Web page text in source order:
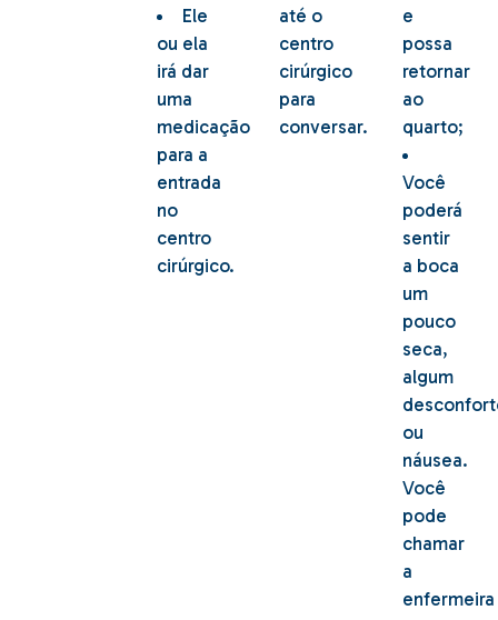
Ele
ou ela
irá dar
uma
medicação
para a
entrada
no
centro
cirúrgico.
até o
centro
cirúrgico
para
conversar.
e
possa
retornar
ao
quarto;
Você
poderá
sentir
a boca
um
pouco
seca,
algum
ou
náusea.
Você
pode
chamar
a
enfermeira